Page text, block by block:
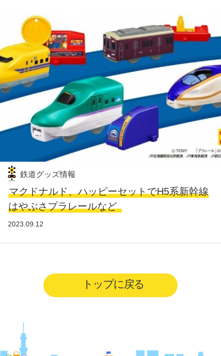
鉄道グッズ情報
マクドナルド、ハッピーセットでH5系新幹線
はやぶさプラレールなど
2023.09.12
トップに戻る